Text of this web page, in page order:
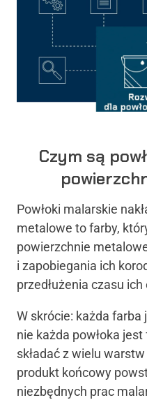
Czym są
Powłoki malarskie
metalowe to farby,
powierzchnie
i zapobiegania ich
przedłużenia czasu
W skrócie: każda farba
nie każda powłoka
składać z wielu
produkt końcowy
niezbędnych prac